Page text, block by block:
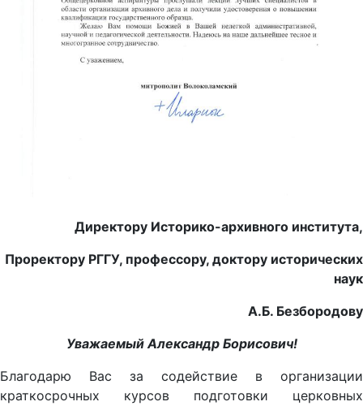
Директору Историко-архивного института,
Проректору РГГУ, профессору, доктору исторических
наук
А.Б. Безбородову
Уважаемый Александр Борисович!
Благодарю Вас за содействие в организации
краткосрочных курсов подготовки церковных